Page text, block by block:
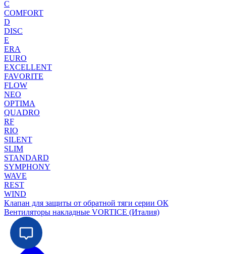
C
COMFORT
D
DISC
E
ERA
EURO
EXCELLENT
FAVORITE
FLOW
NEO
OPTIMA
QUADRO
RF
RIO
SILENT
SLIM
STANDARD
SYMPHONY
WAVE
REST
WIND
Клапан для защиты от обратной тяги серии ОК
Вентиляторы накладные VORTICE (Италия)